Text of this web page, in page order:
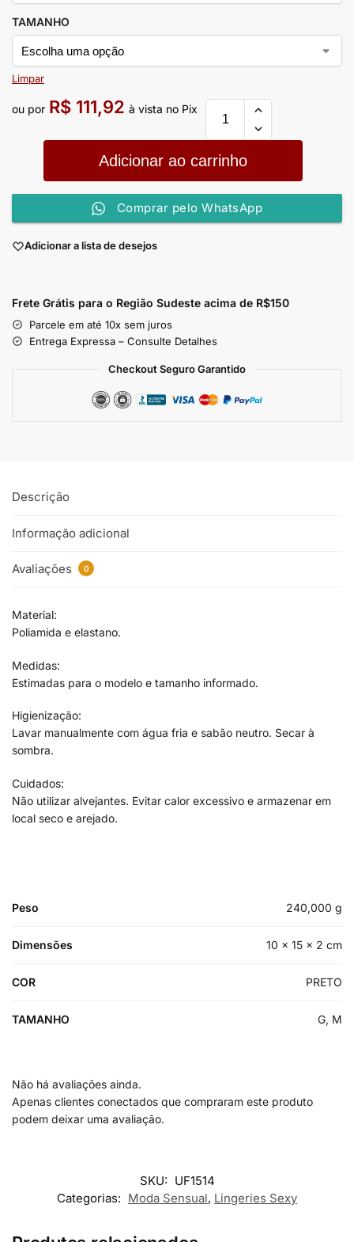
TAMANHO
Limpar
ou por R$ 111,92 à vista no Pix
Adicionar ao carrinho
Comprar pelo WhatsApp
Adicionar a lista de desejos
Frete Grátis para o Região Sudeste acima de R$150
Parcele em até 10x sem juros
Entrega Expressa – Consulte Detalhes
Checkout Seguro Garantido
Descrição
Informação adicional
Avaliações 0
Material:
Poliamida e elastano.
Medidas:
Estimadas para o modelo e tamanho informado.
Higienização:
Lavar manualmente com água fria e sabão neutro. Secar à
sombra.
Cuidados:
Não utilizar alvejantes. Evitar calor excessivo e armazenar em
local seco e arejado.
Peso 240,000 g
Dimensões 10 × 15 × 2 cm
COR PRETO
TAMANHO G, M
Não há avaliações ainda.
Apenas clientes conectados que compraram este produto
podem deixar uma avaliação.
SKU: UF1514
Categorias: Moda Sensual, Lingeries Sexy